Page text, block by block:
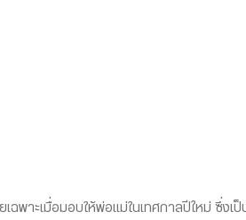
าะเมื่อมอบให้พ่อแม่ในเทศกาลปีใหม่ ซึ่งเป็